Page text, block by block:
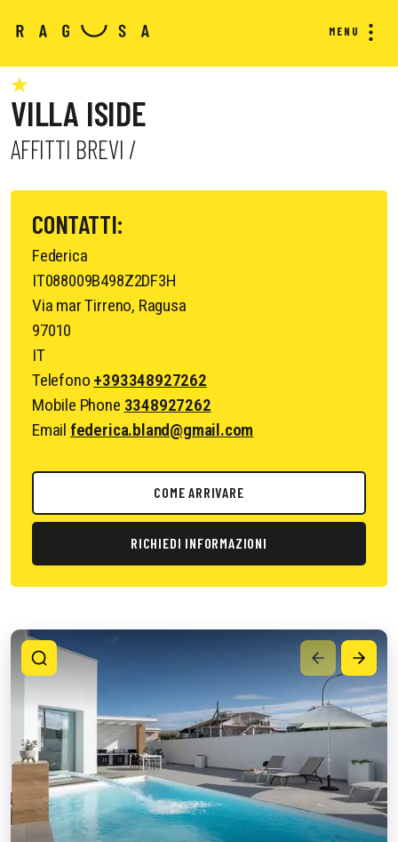
MENU
VILLA ISIDE
AFFITTI BREVI /
CONTATTI:
Federica
IT088009B498Z2DF3H
Via mar Tirreno, Ragusa
97010
IT
Telefono +393348927262
Mobile Phone 3348927262
Email federica.bland@gmail.com
COME ARRIVARE
RICHIEDI INFORMAZIONI